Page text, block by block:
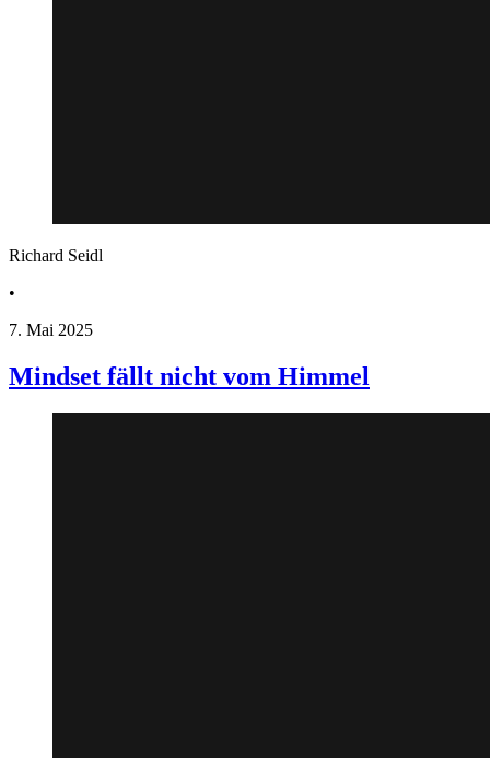
Richard Seidl
•
7. Mai 2025
Mindset fällt nicht vom Himmel